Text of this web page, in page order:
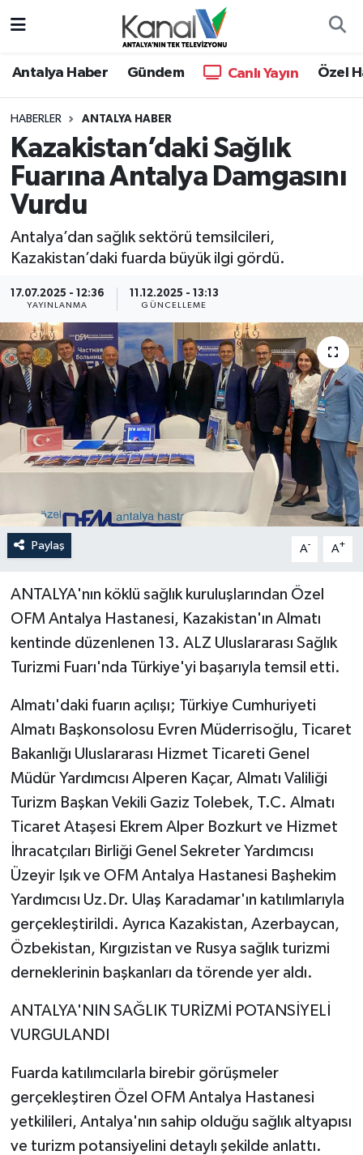
Antalya Haber Gündem Canlı Yayın Özel
HABERLER ANTALYA HABER
Kazakistan’daki Sağlık
Fuarına Antalya Damgasını
Vurdu
Antalya’dan sağlık sektörü temsilcileri,
Kazakistan’daki fuarda büyük ilgi gördü.
17.07.2025 - 12:36
YAYINLANMA
11.12.2025 - 13:13
GÜNCELLEME
Paylaş A- A+
ANTALYA'nın köklü sağlık kuruluşlarından Özel
OFM Antalya Hastanesi, Kazakistan'ın Almatı
kentinde düzenlenen 13. ALZ Uluslararası Sağlık
Turizmi Fuarı'nda Türkiye'yi başarıyla temsil etti.
Almatı'daki fuarın açılışı; Türkiye Cumhuriyeti
Almatı Başkonsolosu Evren Müderrisoğlu, Ticaret
Bakanlığı Uluslararası Hizmet Ticareti Genel
Müdür Yardımcısı Alperen Kaçar, Almatı Valiliği
Turizm Başkan Vekili Gaziz Tolebek, T.C. Almatı
Ticaret Ataşesi Ekrem Alper Bozkurt ve Hizmet
İhracatçıları Birliği Genel Sekreter Yardımcısı
Üzeyir Işık ve OFM Antalya Hastanesi Başhekim
Yardımcısı Uz.Dr. Ulaş Karadamar'ın katılımlarıyla
gerçekleştirildi. Ayrıca Kazakistan, Azerbaycan,
Özbekistan, Kırgızistan ve Rusya sağlık turizmi
derneklerinin başkanları da törende yer aldı.
ANTALYA'NIN SAĞLIK TURİZMİ POTANSİYELİ
VURGULANDI
Fuarda katılımcılarla birebir görüşmeler
gerçekleştiren Özel OFM Antalya Hastanesi
yetkilileri, Antalya'nın sahip olduğu sağlık altyapısı
ve turizm potansiyelini detaylı şekilde anlattı.
Antalya Haber
Dünya
Eğitim
Gündem
Günün Manşetleri
Haber Kuşakları
Haberler
KANALV Spor
Kültür Sanat
Magazin
Öğle Bülteni
Sağlık
Siyaset
Spor
Teknoloji
Televizyon
Turizm
Yaşam
Hava Durumu
Trafik Durumu
Süper Lig Puan Durumu ve Fikstür
Son Dakika Haberleri
Haber Arşivi